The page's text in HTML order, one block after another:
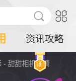
资讯攻略
- 甜甜相机详情